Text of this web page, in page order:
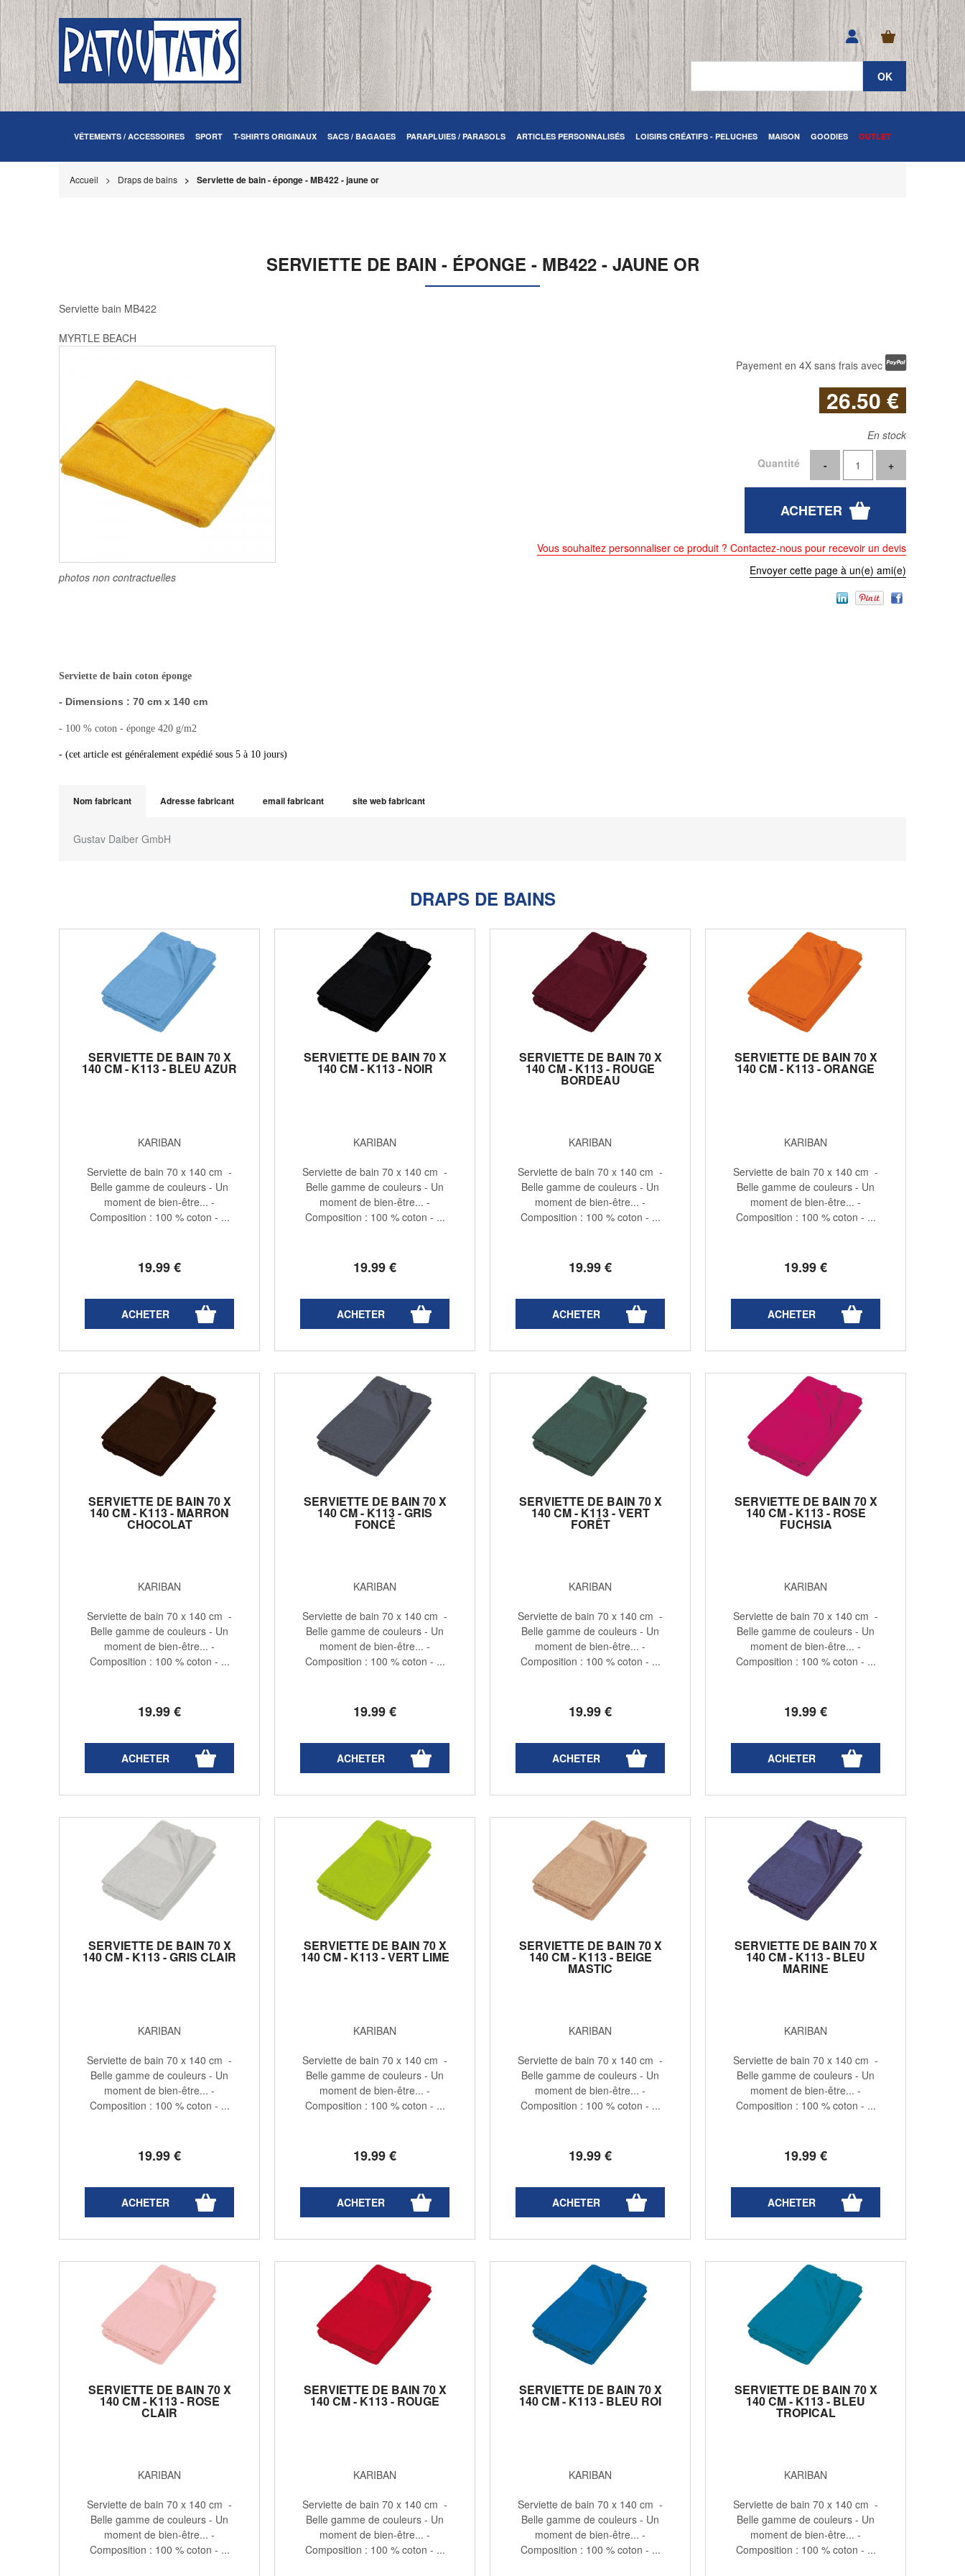
VÊTEMENTS / ACCESSOIRES SPORT T-SHIRTS ORIGINAUX SACS / BAGAGES PARAPLUIES / PARASOLS ARTICLES PERSONNALISÉS LOISIRS CRÉATIFS - PELUCHES MAISON GOODIES OUTLET
Accueil Draps de bains Serviette de bain - éponge - MB422 - jaune or
SERVIETTE DE BAIN - ÉPONGE - MB422 - JAUNE OR
Serviette bain MB422
MYRTLE BEACH
photos non contractuelles
Payement en 4X sans frais avec
26.50 €
En stock
Quantité
Vous souhaitez personnaliser ce produit ? Contactez-nous pour recevoir un devis
Envoyer cette page à un(e) ami(e)
Serviette de bain coton éponge
- Dimensions : 70 cm x 140 cm
- 100 % coton - éponge 420 g/m2
- (cet article est généralement expédié sous 5 à 10 jours)
Nom fabricant Adresse fabricant email fabricant site web fabricant
Gustav Daiber GmbH
DRAPS DE BAINS
SERVIETTE DE BAIN 70 X
140 CM - K113 - BLEU AZUR
KARIBAN
19.99€
Serviette de bain 70 x 140 cm -
Belle gamme de couleurs - Un
moment de bien-être... -
Composition : 100 % coton - ...
SERVIETTE DE BAIN 70 X
140 CM - K113 - NOIR
KARIBAN
19.99€
Serviette de bain 70 x 140 cm -
Belle gamme de couleurs - Un
moment de bien-être... -
Composition : 100 % coton - ...
SERVIETTE DE BAIN 70 X
140 CM - K113 - ROUGE
BORDEAU
KARIBAN
19.99€
Serviette de bain 70 x 140 cm -
Belle gamme de couleurs - Un
moment de bien-être... -
Composition : 100 % coton - ...
SERVIETTE DE BAIN 70 X
140 CM - K113 - ORANGE
KARIBAN
19.99€
Serviette de bain 70 x 140 cm -
Belle gamme de couleurs - Un
moment de bien-être... -
Composition : 100 % coton - ...
SERVIETTE DE BAIN 70 X
140 CM - K113 - MARRON
CHOCOLAT
KARIBAN
19.99€
Serviette de bain 70 x 140 cm -
Belle gamme de couleurs - Un
moment de bien-être... -
Composition : 100 % coton - ...
SERVIETTE DE BAIN 70 X
140 CM - K113 - GRIS
FONCÉ
KARIBAN
19.99€
Serviette de bain 70 x 140 cm -
Belle gamme de couleurs - Un
moment de bien-être... -
Composition : 100 % coton - ...
SERVIETTE DE BAIN 70 X
140 CM - K113 - VERT
FORÊT
KARIBAN
19.99€
Serviette de bain 70 x 140 cm -
Belle gamme de couleurs - Un
moment de bien-être... -
Composition : 100 % coton - ...
SERVIETTE DE BAIN 70 X
140 CM - K113 - ROSE
FUCHSIA
KARIBAN
19.99€
Serviette de bain 70 x 140 cm -
Belle gamme de couleurs - Un
moment de bien-être... -
Composition : 100 % coton - ...
SERVIETTE DE BAIN 70 X
140 CM - K113 - GRIS CLAIR
KARIBAN
19.99€
Serviette de bain 70 x 140 cm -
Belle gamme de couleurs - Un
moment de bien-être... -
Composition : 100 % coton - ...
SERVIETTE DE BAIN 70 X
140 CM - K113 - VERT LIME
KARIBAN
19.99€
Serviette de bain 70 x 140 cm -
Belle gamme de couleurs - Un
moment de bien-être... -
Composition : 100 % coton - ...
SERVIETTE DE BAIN 70 X
140 CM - K113 - BEIGE
MASTIC
KARIBAN
19.99€
Serviette de bain 70 x 140 cm -
Belle gamme de couleurs - Un
moment de bien-être... -
Composition : 100 % coton - ...
SERVIETTE DE BAIN 70 X
140 CM - K113 - BLEU
MARINE
KARIBAN
19.99€
Serviette de bain 70 x 140 cm -
Belle gamme de couleurs - Un
moment de bien-être... -
Composition : 100 % coton - ...
SERVIETTE DE BAIN 70 X
140 CM - K113 - ROSE
CLAIR
KARIBAN
Serviette de bain 70 x 140 cm -
Belle gamme de couleurs - Un
moment de bien-être... -
Composition : 100 % coton - ...
SERVIETTE DE BAIN 70 X
140 CM - K113 - ROUGE
KARIBAN
Serviette de bain 70 x 140 cm -
Belle gamme de couleurs - Un
moment de bien-être... -
Composition : 100 % coton - ...
SERVIETTE DE BAIN 70 X
140 CM - K113 - BLEU ROI
KARIBAN
Serviette de bain 70 x 140 cm -
Belle gamme de couleurs - Un
moment de bien-être... -
Composition : 100 % coton - ...
SERVIETTE DE BAIN 70 X
140 CM - K113 - BLEU
TROPICAL
KARIBAN
Serviette de bain 70 x 140 cm -
Belle gamme de couleurs - Un
moment de bien-être... -
Composition : 100 % coton - ...